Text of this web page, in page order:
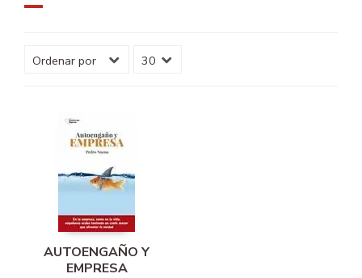
AUTOENGAÑO Y
EMPRESA